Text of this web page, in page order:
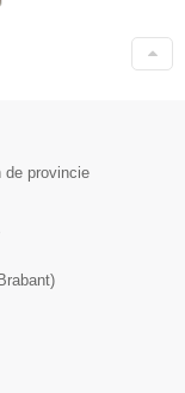
de provincie
)